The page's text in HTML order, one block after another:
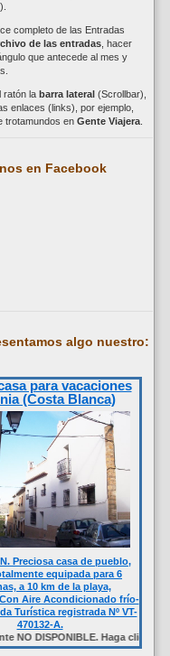
completo de las Entradas
de las entradas, hacer
que antecede al mes y
ratón la barra lateral(Scrollbar),
enlaces (links), por ejemplo,
trotamundos en Gente Viajera.
en Facebook
algo nuestro:
para vacaciones
(Costa Blanca)
Preciosa casa de pueblo,
equipada para 6
a 10 km de la playa,
Aire Acondicionado frío-
Turística registrada Nº VT-
470132-A.
Haga click sobre la foto.